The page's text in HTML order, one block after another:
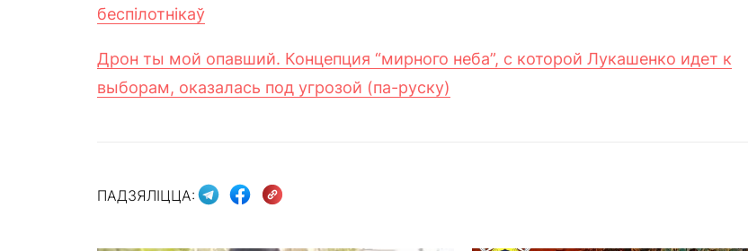
беспілотнікаў
Дрон ты мой опавший. Концепция “мирного неба”, с которой Лукашенко идет к
выборам, оказалась под угрозой (па-руску)
ПАДЗЯЛІЦЦА: